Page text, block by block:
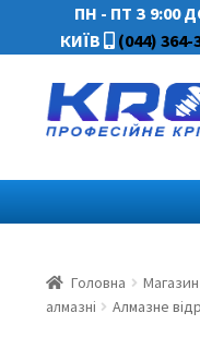
ПН - ПТ З 9:00
КИЇВ
(044) 364-
Головна Магазин
алмазні
Алмазне